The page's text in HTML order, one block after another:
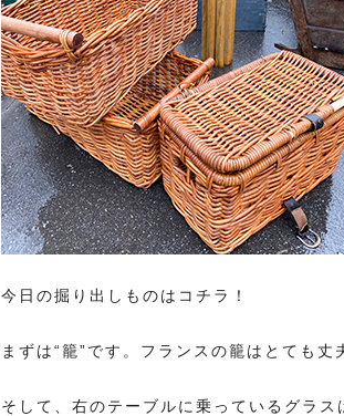
今日の掘り出しものはコチラ！
まずは“籠”です。フランスの籠はとても丈
そして、右のテーブルに乗っているグラ